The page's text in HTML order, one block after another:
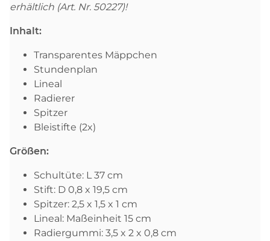
erhältlich (Art. Nr. 50227)!
Inhalt:
Transparentes Mäppchen
Stundenplan
Lineal
Radierer
Spitzer
Bleistifte (2x)
Größen:
Schultüte: L 37 cm
Stift: D 0,8 x 19,5 cm
Spitzer: 2,5 x 1,5 x 1 cm
Lineal: Maßeinheit 15 cm
Radiergummi: 3,5 x 2 x 0,8 cm